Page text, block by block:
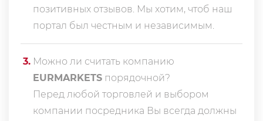
позитивных отзывов. Мы хотим, чтоб наш
портал был честным и независимым.
3. Можно ли считать компанию
EURMARKETS порядочной?
Перед любой торговлей и выбором
компании посредника Вы всегда должны